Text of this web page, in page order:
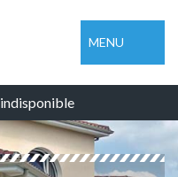
MENU
indisponible